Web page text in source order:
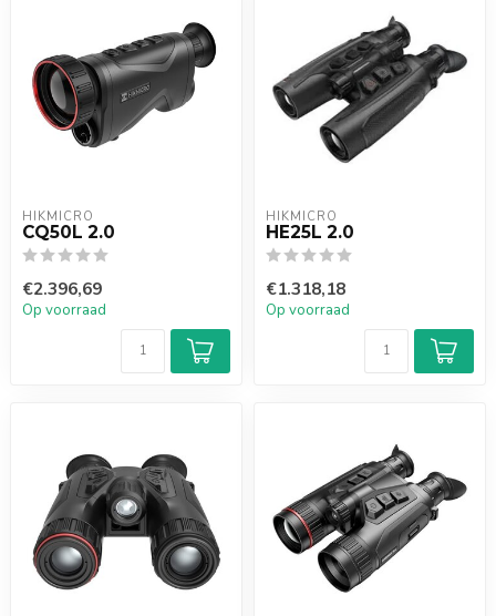
HIKMICRO
CQ50L 2.0
€2.396,69
Op voorraad
HIKMICRO
HE25L 2.0
€1.318,18
Op voorraad